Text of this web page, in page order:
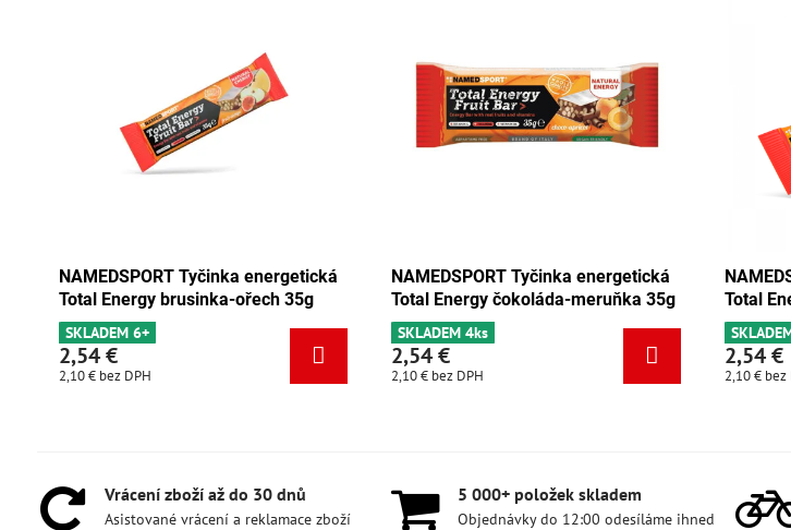
NAMEDSPORT Tyčinka energetická
Total Energy čokoláda-meruňka 35g
SKLADEM 4ks
2,10 €
NAMEDSPORT Tyčinka energetická
Total Energy mix Karibik 35g
SKLADEM 6+
2,10 €
Vrácení zboží až do 30 dnů
Asistované vrácení a reklamace zboží
5 000+ položek skladem
Objednávky do 12:00 odesíláme ihned